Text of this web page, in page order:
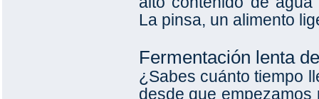
La pinsa, un alimento
Fermentación lenta
¿Sabes cuánto tiempo
desde que